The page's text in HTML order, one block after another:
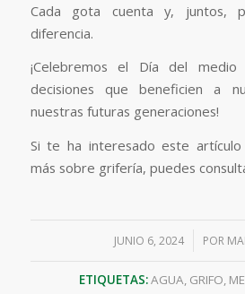
Cada gota cuenta y, juntos,
diferencia.
¡Celebremos el Día del medio
decisiones que beneficien a
nuestras futuras generaciones!
Si te ha interesado este
más sobre grifería, puedes
JUNIO 6, 2024
/ POR
ETIQUETAS:AGUA, GRIFO,